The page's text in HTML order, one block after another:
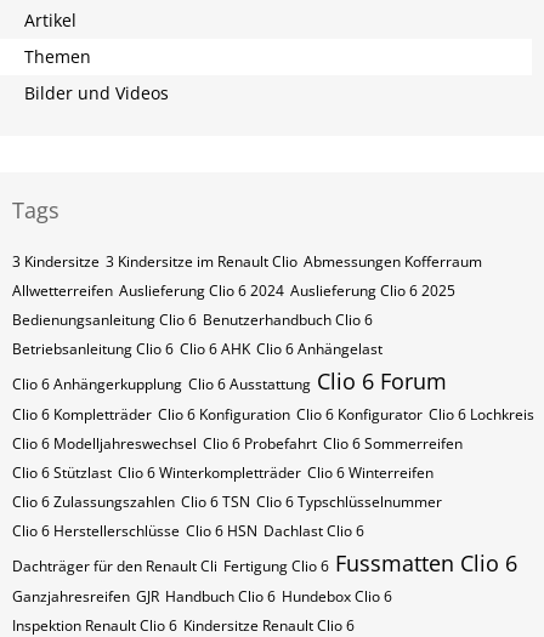
Artikel
Themen
Bilder und Videos
Tags
3 Kindersitze 3 Kindersitze im Renault Clio Abmessungen Kofferraum
Allwetterreifen Auslieferung Clio 6 2024 Auslieferung Clio 6 2025
Bedienungsanleitung Clio 6 Benutzerhandbuch Clio 6
Betriebsanleitung Clio 6 Clio 6 AHK Clio 6 Anhängelast
Clio 6 Anhängerkupplung Clio 6 Ausstattung Clio 6 Forum
Clio 6 Kompletträder Clio 6 Konfiguration Clio 6 Konfigurator Clio 6 Lochkreis
Clio 6 Modelljahreswechsel Clio 6 Probefahrt Clio 6 Sommerreifen
Clio 6 Stützlast Clio 6 Winterkompletträder Clio 6 Winterreifen
Clio 6 Zulassungszahlen Clio 6​​​​ TSN Clio 6​​​​ Typschlüsselnummer
Clio 6​​​​​ Herstellerschlüsse Clio 6​​​​​ HSN Dachlast Clio 6
Dachträger für den Renault Cli Fertigung Clio 6 Fussmatten Clio 6
Ganzjahresreifen GJR Handbuch Clio 6 Hundebox Clio 6
Inspektion Renault Clio 6 Kindersitze Renault Clio 6